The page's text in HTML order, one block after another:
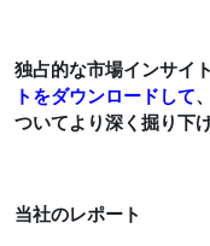
独占的な市場インサイ
トをダウンロードして
ついてより深く掘り下
当社のレポート